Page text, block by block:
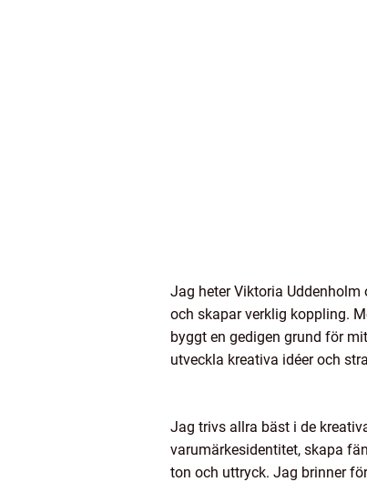
Jag heter Viktoria
och skapar verklig koppling.
byggt en gedigen grund för
utveckla kreativa idéer och
Jag trivs allra bäst i de
varumärkesidentitet, skapa
ton och uttryck. Jag brinner